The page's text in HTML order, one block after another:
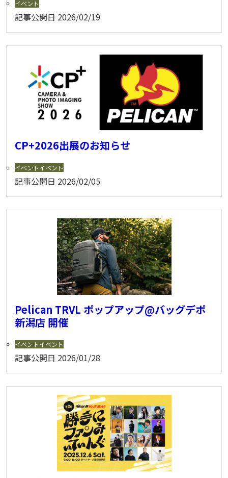
イベント
記事公開日 2026/02/19
CP+2026出展のお知らせ
イベントイベント
記事公開日 2026/02/05
Pelican TRVL ポップアップ@バッグデポ
新潟店 開催
イベントイベント
記事公開日 2026/01/28